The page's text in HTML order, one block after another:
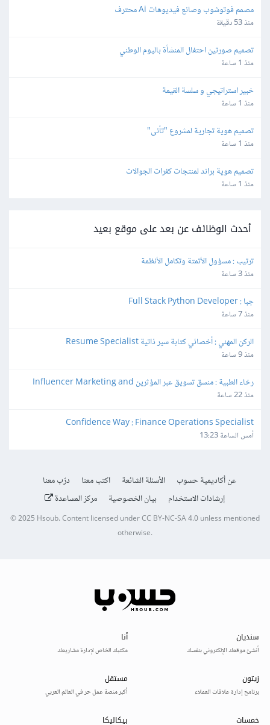
مصمم فوتوشوب وصانع فيديوهات Ai محترف
منذ 53 دقيقة
تصميم صورتين احتفال المنشأة باليوم الوطني
منذ 1 ساعة
خبير استراتيجي و سلسة القيمة
منذ 1 ساعة
تصميم هوية تجارية لمشروع "تأنى"
منذ 1 ساعة
تصميم هوية براند لمنتجات كفرات الجوالات
منذ 1 ساعة
أحدث الوظائف عن بعد على موقع بعيد
ترتيب : مسؤول الأتمتة وتكامل الأنظمة
منذ 3 ساعة
جبا : Full Stack Python Developer
منذ 7 ساعة
الركن المهني : أخصائي كتابة سير ذاتية Resume Specialist
منذ 9 ساعة
Production Coordinator
منذ 22 ساعة
Confidence Way : Finance Operations Specialist
أمس الساعة 13:23
عن أكاديمية حسوب الأسئلة الشائعة اكتب معنا
درّب معنا
إرشادات الاستخدام
بيان الخصوصية مركز المساعدة
© 2025 Hsoub.Content licensed underCC BY-NC-SA 4.0unless mentioned
otherwise.